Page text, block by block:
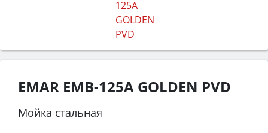
EMAR EMB-125A GOLDEN PVD
Мойка стальная